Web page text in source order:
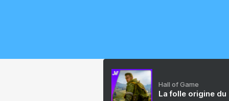
Hall of Game
La folle origine